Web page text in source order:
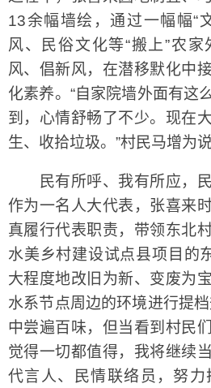
13余幅墙绘，通过一幅幅“
风、民俗文化等“搬上”农
风、倡新风，在潜移默化中
化素养。“自家院墙外面有这
到，心情舒畅了不少。现在
生、收拾垃圾。”村民马增为说
民有所呼、我有所应，民
作为一名人大代表，张喜来
真履行代表职责，带领东北
水美乡村建设试点县项目的
大程度地改旧为新、变废为
水系节点周边的环境进行提
中尝遍百味，但当看到村民
觉得一切都值得，我将继续
代言人、民情联络员，努